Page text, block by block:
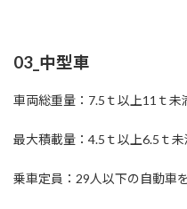
03_中型車
車両総重量：7.5ｔ以上11ｔ未
最大積載量：4.5ｔ以上6.5ｔ未
乗車定員：29人以下の自動車